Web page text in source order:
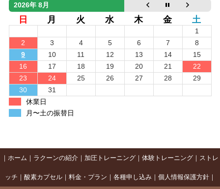
2026年 8月
日 月 火 水 木 金 土
1
2
3 4 5 6 7
8
9
10 11 12 13 14
15
16
17 18 19 20 21
22
23
24 25 26 27 28
29
30
31
休業日
月〜土の振替日
｜ ホーム ｜ ラクーンの紹介 ｜ 加圧トレーニング ｜ 体験トレーニング ｜ ストレ
ッチ ｜ 酸素カプセル｜ 料金・プラン ｜ 各種申し込み｜ 個人情報保護方針｜